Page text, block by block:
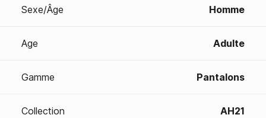
Sexe/Âge Homme
Age Adulte
Gamme Pantalons
Collection AH21